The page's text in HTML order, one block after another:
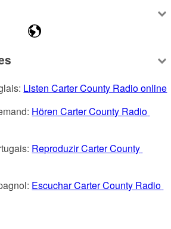
Listen Carter County Radio online
Hören Carter County Radio
Reproduzir Carter County
Escuchar Carter County Radio